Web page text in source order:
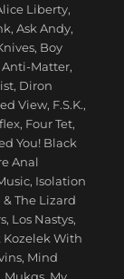
Liberty,
,Ask Andy,
, Boy
Anti-Matter,
, Diron
View, F.S.K.,
, Four Tet,
You! Black
Anal
, Isolation
The Lizard
, Los Nastys,
Kozelek With
, Mind